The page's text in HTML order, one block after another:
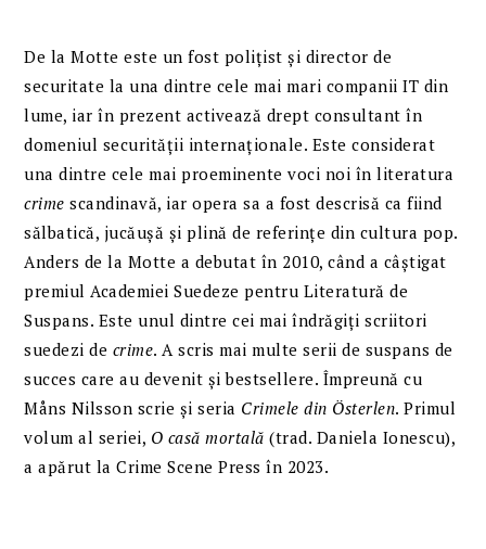
De la Motte este un fost polițist și director de
securitate la una dintre cele mai mari companii IT din
lume, iar în prezent activează drept consultant în
domeniul securității internaționale. Este considerat
una dintre cele mai proeminente voci noi în literatura
crimescandinavă, iar opera sa a fost descrisă ca fiind
sălbatică, jucăușă și plină de referințe din cultura pop.
Anders de la Motte a debutat în 2010, când a câștigat
premiul Academiei Suedeze pentru Literatură de
Suspans. Este unul dintre cei mai îndrăgiți scriitori
suedezi de crime. A scris mai multe serii de suspans de
succes care au devenit și bestsellere. Împreună cu
Måns Nilsson scrie și seria Crimele din Österlen. Primul
volum al seriei, O casă mortală(trad. Daniela Ionescu),
a apărut la Crime Scene Press în 2023.